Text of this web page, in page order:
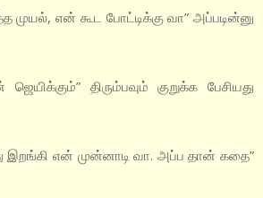
என் கூட போட்டிக்கு வா” அப்படின்னு
திரும்பவும் குறுக்க பேசியது
இறங்கி என் முன்னாடி வா. அப்ப தான் கதை”